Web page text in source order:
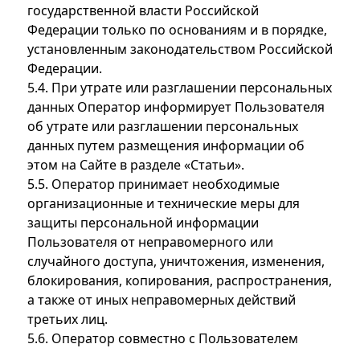
государственной власти Российской
Федерации только по основаниям и в порядке,
установленным законодательством Российской
Федерации.
5.4. При утрате или разглашении персональных
данных Оператор информирует Пользователя
об утрате или разглашении персональных
данных путем размещения информации об
этом на Сайте в разделе «Статьи».
5.5. Оператор принимает необходимые
организационные и технические меры для
защиты персональной информации
Пользователя от неправомерного или
случайного доступа, уничтожения, изменения,
блокирования, копирования, распространения,
а также от иных неправомерных действий
третьих лиц.
5.6. Оператор совместно с Пользователем